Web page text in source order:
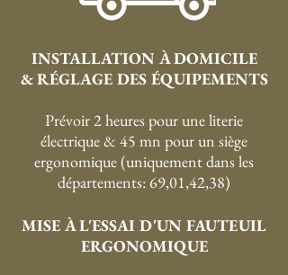
INSTALLATION À DOMICILE
& RÉGLAGE DES ÉQUIPEMENTS
Prévoir 2 heures pour une literie
électrique & 45 mn pour un siège
ergonomique (uniquement dans les
départements: 69,01,42,38)
MISE À L'ESSAI D'UN FAUTEUIL
ERGONOMIQUE